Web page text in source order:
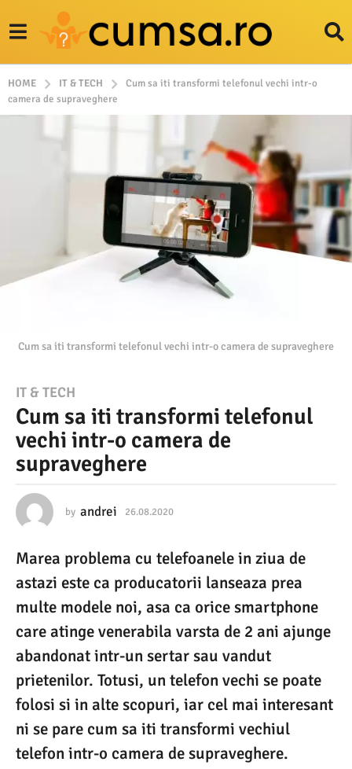
HOME IT & TECH
Cum sa iti transformi telefonul vechi intr-o
camera de supraveghere
Cum sa iti transformi telefonul vechi intr-o camera de supraveghere
2
6
.
0
.
0
2
0
2
6
.
0
8
.
IT & TECH
Cum sa iti transformi telefonul
vechi intr-o camera de
supraveghere
by andrei 26.08.2020
0
.
2
0
2
Marea problema cu telefoanele in ziua de
astazi este ca producatorii lanseaza prea
multe modele noi, asa ca orice smartphone
care atinge venerabila varsta de 2 ani ajunge
abandonat intr-un sertar sau vandut
prietenilor. Totusi, un telefon vechi se poate
folosi si in alte scopuri, iar cel mai interesant
ni se pare cum sa iti transformi vechiul
telefon intr-o camera de supraveghere.